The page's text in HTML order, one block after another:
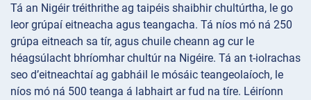
Tá an Nigéir tréithrithe ag taipéis shaibhir chultúrtha, le go
leor grúpaí eitneacha agus teangacha. Tá níos mó ná 250
grúpa eitneach sa tír, agus chuile cheann ag cur le
héagsúlacht bhríomhar chultúr na Nigéire. Tá an t-iolrachas
seo d’eitneachtaí ag gabháil le mósáic teangeolaíoch, le
níos mó ná 500 teanga á labhairt ar fud na tíre. Léiríonn